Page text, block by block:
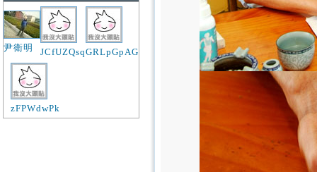
尹衛明 JCfUZQsqGRLpGpAG
zFPWdwPk